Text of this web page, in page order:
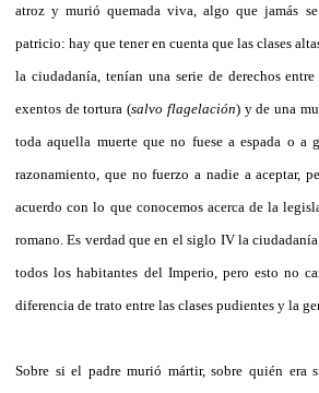
atroz y murió quemada viva, algo que jamás
patricio: hay que tener en cuenta que las clases
la ciudadanía, tenían una serie de derechos
exentos de tortura (salvo flagelación) y de una
toda aquella muerte que no fuese a espada o a
razonamiento, que no fuerzo a nadie a aceptar,
acuerdo con lo que conocemos acerca de la
romano. Es verdad que en el siglo IV la
todos los habitantes del Imperio, pero esto no
diferencia de trato entre las clases pudientes y la
Sobre si el padre murió mártir, sobre quién era